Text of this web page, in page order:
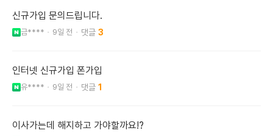
신규가입 문의드립니다.
금**** 9일 전 3
인터넷 신규가입 폰가입
유**** 9일 전 1
이사가는데 해지하고 가야할까요!?